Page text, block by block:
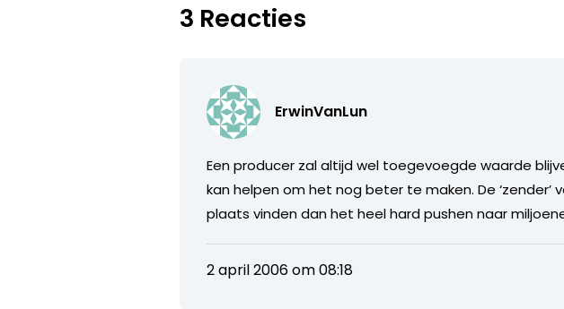
3 Reacties
ErwinVanLun
Een producer zal altijd wel toegevoegde waarde
kan helpen om het nog beter te maken. De
plaats vinden dan het heel hard pushen naar
2 april 2006 om 08:18